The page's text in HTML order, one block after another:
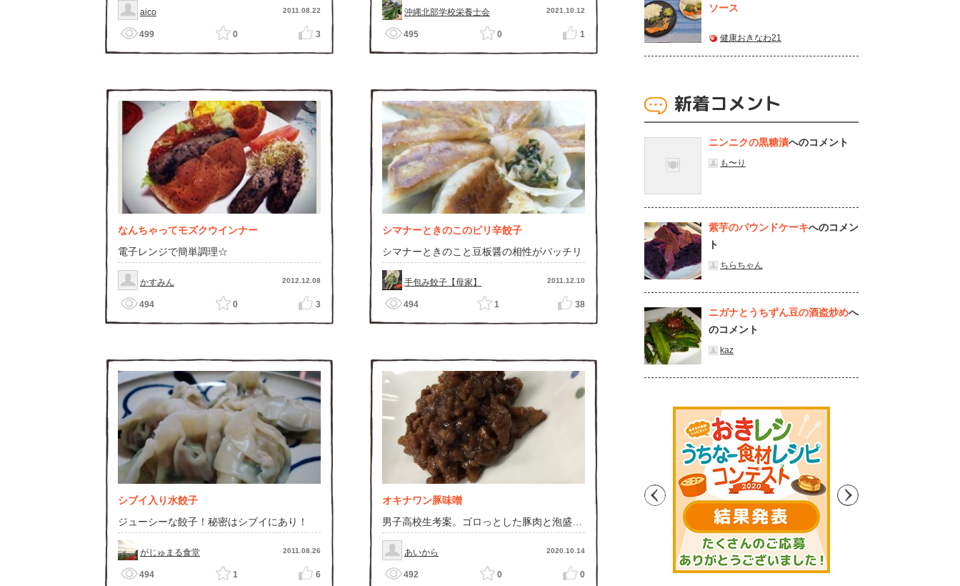
aico 2011.08.22
499 0 3
沖縄北部学校栄養士会 2021.10.12
495 0 1
なんちゃってモズクウインナー
電子レンジで簡単調理☆
かすみん 2012.12.08
494 0 3
シマナーときのこのピリ辛餃子
シマナーときのこと豆板醤の相性がバッチリ
手包み餃子【母家】 2011.12.10
494 1 38
シブイ入り水餃子
ジューシーな餃子！秘密はシブイにあり！
がじゅまる食堂 2011.08.26
494 1 6
オキナワン豚味噌
男子高校生考案。ゴロっとした豚肉と泡盛の
風味、黒糖と味噌の可憐なるハーモニー！ど
んな料理にも相性抜群肉みそ！！！
あいから 2020.10.14
492 0 0
ソース
健康おきなわ21
新着コメント
ニンニクの黒糖漬へのコメント
も〜り
紫芋のパウンドケーキへのコメン
ト
ちらちゃん
ニガナとうちずん豆の酒盗炒めへ
のコメント
kaz